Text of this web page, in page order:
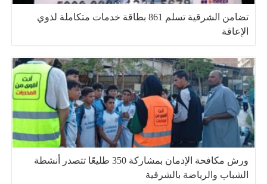
تضامن الشرقية تسلم 861 بطاقة خدمات متكاملة لذوي
الإعاقة
ورش مكافحة الإدمان بمشاركة 350 طليعًا تتصدر أنشطة
الشباب والرياضة بالشرقية